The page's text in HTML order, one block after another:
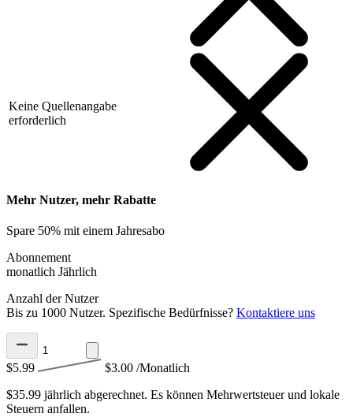
Keine Quellenangabe
erforderlich
Mehr Nutzer, mehr Rabatte
Spare 50% mit einem Jahresabo
Abonnement
monatlich Jährlich
Anzahl der Nutzer
Bis zu 1000 Nutzer. Spezifische Bedürfnisse? Kontaktiere uns
$5.99 $3.00 /Monatlich
$35.99 jährlich abgerechnet. Es können Mehrwertsteuer und lokale
Steuern anfallen.